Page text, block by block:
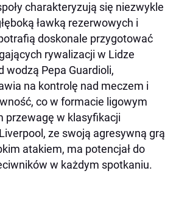
charakteryzują się niezwykle
ławką rezerwowych i
doskonale przygotować
rywalizacji w Lidze
wodzą Pepa Guardioli,
na kontrolę nad meczem i
co w formacie ligowym
przewagę w klasyfikacji
ze swoją agresywną grą
atakiem, ma potencjał do
w każdym spotkaniu.